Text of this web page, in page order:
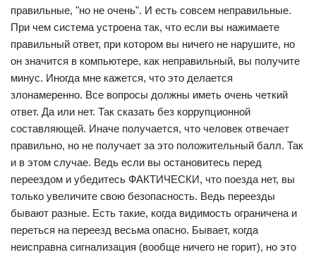
правильные, "но не очень". И есть совсем неправильные.
При чем система устроена так, что если вы нажимаете
правильный ответ, при котором вы ничего не нарушите, но
он значится в компьютере, как неправильный, вы получите
минус. Иногда мне кажется, что это делается
злонамеренно. Все вопросы должны иметь очень четкий
ответ. Да или нет. Так сказать без коррупционной
составляющей. Иначе получается, что человек отвечает
правильно, но не получает за это положительный балл. Так
и в этом случае. Ведь если вы остановитесь перед
переездом и убедитесь ФАКТИЧЕСКИ, что поезда нет, вы
только увеличите свою безопасность. Ведь переезды
бывают разные. Есть такие, когда видимость ограничена и
переться на переезд весьма опасно. Бывает, когда
неисправна сигнализация (вообще ничего не горит), но это